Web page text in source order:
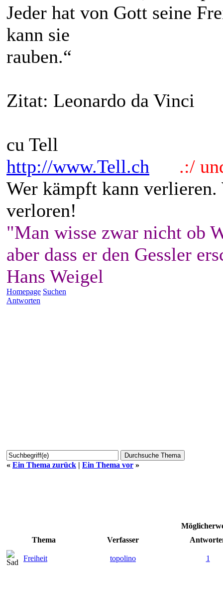
Jeder hat von Gott seine
kann sie
rauben.“
Zitat: Leonardo da Vinci
cu Tell
http://www.Tell.ch
.:/
Wer kämpft kann
verloren!
"Man wisse zwar nicht ob
aber dass er den Gessler
Hans Weigel
Homepage Suchen
Antworten
« Ein Thema zurück | Ein Thema vor »
Thema
Verfasser
Freiheit topolino 1